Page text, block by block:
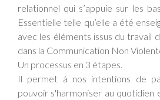
relationnel qui s’appuie sur les
Essentielle telle qu’elle a été
avec les éléments issus du travail
dans la Communication Non
Un processus en 3 étapes.
Il permet à nos intentions de
pouvoir s'harmoniser au quotidien